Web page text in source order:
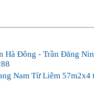
Hà Đông - Trần Đăng
Nam Từ Liêm 57m2x4